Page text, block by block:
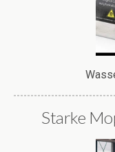
Starke